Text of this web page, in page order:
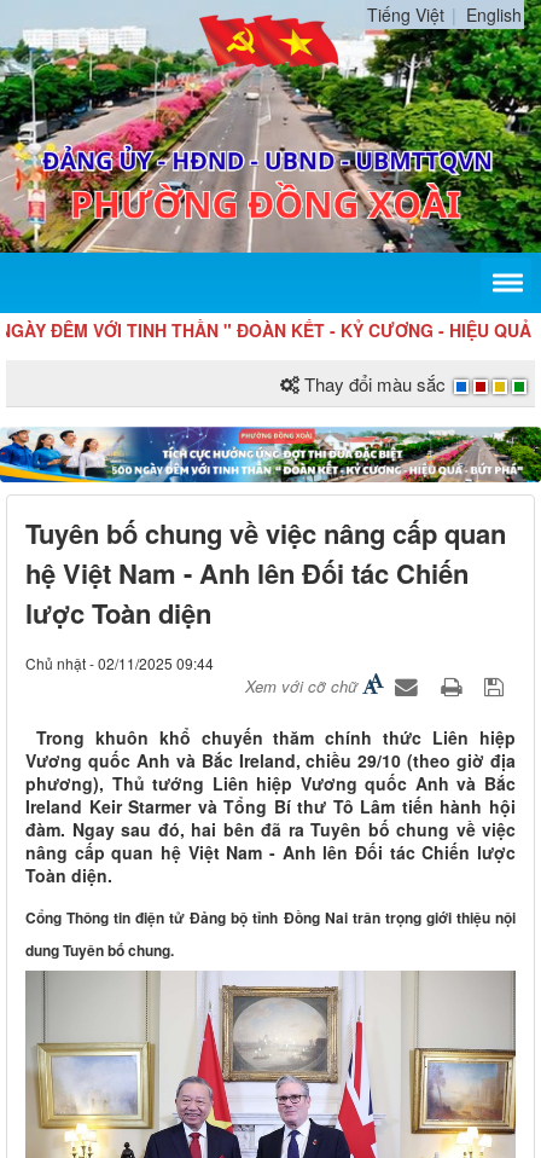
Tiếng Việt English
TINH THẦN " ĐOÀN KẾT - KỶ CƯƠNG - HIỆU QUẢ - BỨT
Thay đổi màu sắc
Tuyên bố chung về việc nâng cấp quan
hệ Việt Nam - Anh lên Đối tác Chiến
lược Toàn diện
Chủ nhật - 02/11/2025 09:44
Xem với cỡ chữ
Trong khuôn khổ chuyến thăm chính thức Liên hiệp
Vương quốc Anh và Bắc Ireland, chiều 29/10 (theo giờ địa
phương), Thủ tướng Liên hiệp Vương quốc Anh và Bắc
Ireland Keir Starmer và Tổng Bí thư Tô Lâm tiến hành hội
đàm. Ngay sau đó, hai bên đã ra Tuyên bố chung về việc
nâng cấp quan hệ Việt Nam - Anh lên Đối tác Chiến lược
Toàn diện.
Cổng Thông tin điện tử Đảng bộ tỉnh Đồng Nai trân trọng giới thiệu nội
dung Tuyên bố chung.